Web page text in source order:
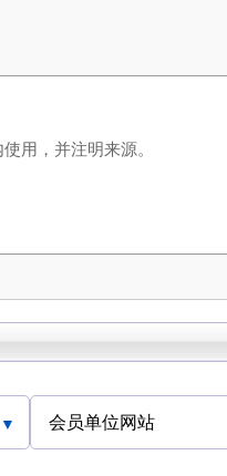
用，并注明来源。
会员单位网站